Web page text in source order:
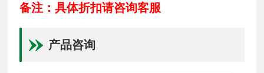
备注：具体折扣请咨询客服
产品咨询